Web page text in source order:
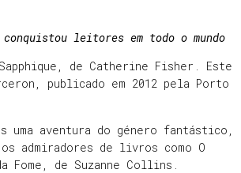
leitores em todo o mundo
de Catherine Fisher. Este
publicado em 2012 pela Porto
uma aventura do género fantástico,
admiradores de livros como O
Fome, de Suzanne Collins.